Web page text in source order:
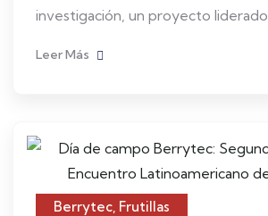
investigación, un proyecto liderado
Leer Más
Berrytec, Frutillas